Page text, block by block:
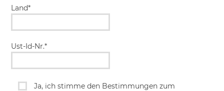
Land*
Ust-Id-Nr.*
Ja, ich stimme den Bestimmungen zum